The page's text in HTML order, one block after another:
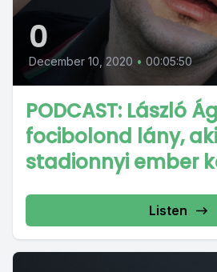
0
December 10, 2020 • 00:05:50
PODCAST: László
focibolond lány,
stadionnyi ember
Listen